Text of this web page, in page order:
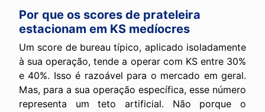
Por que os scores de prateleira
estacionam em KS medíocres
Um score de bureau típico, aplicado isoladamente
à sua operação, tende a operar com KS entre 30%
e 40%. Isso é razoável para o mercado em geral.
Mas, para a sua operação específica, esse número
representa um teto artificial. Não porque o